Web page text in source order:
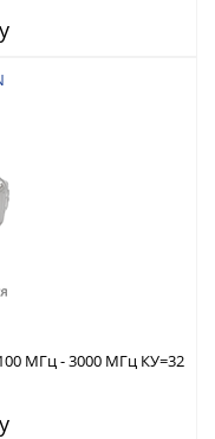
МГц - 3000 МГц КУ=32